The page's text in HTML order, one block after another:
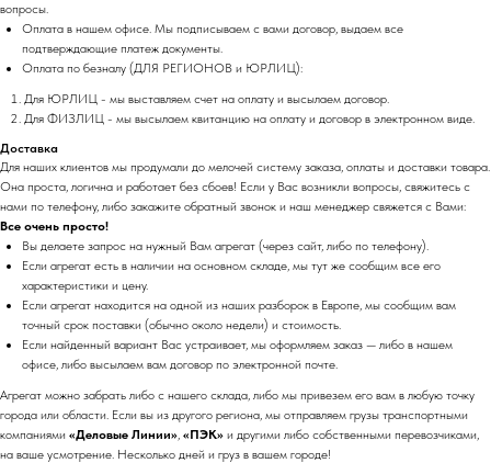
вопросы.
Оплата в нашем офисе. Мы подписываем с вами договор, выдаем все
подтверждающие платеж документы.
Оплата по безналу (ДЛЯ РЕГИОНОВ и ЮРЛИЦ):
Для ЮРЛИЦ - мы выставляем счет на оплату и высылаем договор.
Для ФИЗЛИЦ - мы высылаем квитанцию на оплату и договор в электронном виде.
Доставка
Для наших клиентов мы продумали до мелочей систему заказа, оплаты и доставки товара.
Она проста, логична и работает без сбоев! Если у Вас возникли вопросы, свяжитесь с
нами по телефону, либо закажите обратный звонок и наш менеджер свяжется с Вами:
Все очень просто!
Вы делаете запрос на нужный Вам агрегат (через сайт, либо по телефону).
Если агрегат есть в наличии на основном складе, мы тут же сообщим все его
характеристики и цену.
Если агрегат находится на одной из наших разборок в Европе, мы сообщим вам
точный срок поставки (обычно около недели) и стоимость.
Если найденный вариант Вас устраивает, мы оформляем заказ — либо в нашем
офисе, либо высылаем вам договор по электронной почте.
Агрегат можно забрать либо с нашего склада, либо мы привезем его вам в любую точку
города или области. Если вы из другого региона, мы отправляем грузы транспортными
компаниями «Деловые Линии», «ПЭК» и другими либо собственными перевозчиками,
на ваше усмотрение. Несколько дней и груз в вашем городе!